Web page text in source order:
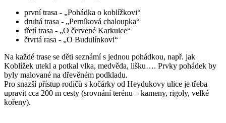
první trasa - „Pohádka o koblížkovi“
druhá trasa - „Perníková chaloupka“
třetí trasa - „O červené Karkulce“
čtvrtá rasa - „O Budulínkovi“
Na každé trase se děti seznámí s jednou pohádkou, např. jak
Koblížek utekl a potkal vlka, medvěda, lišku…. Prvky pohádek by
byly malované na dřevěném podkladu.
Pro snazší přístup rodičů s kočárky od Heydukovy ulice je třeba
upravit cca 200 m cesty (srovnání terénu – kameny, rigoly, velké
kořeny).